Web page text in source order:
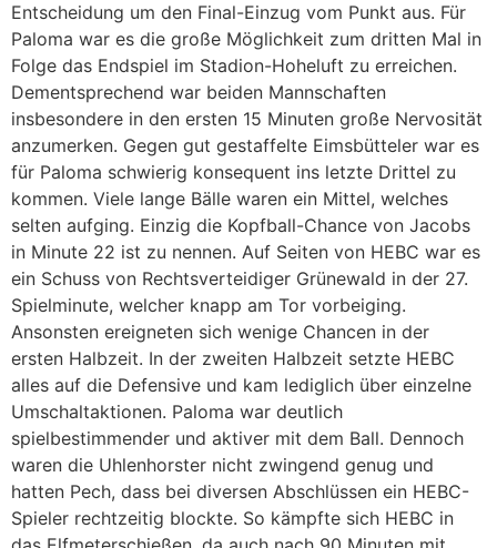
Entscheidung um den Final-Einzug vom Punkt aus. Für
Paloma war es die große Möglichkeit zum dritten Mal in
Folge das Endspiel im Stadion-Hoheluft zu erreichen.
Dementsprechend war beiden Mannschaften
insbesondere in den ersten 15 Minuten große Nervosität
anzumerken. Gegen gut gestaffelte Eimsbütteler war es
für Paloma schwierig konsequent ins letzte Drittel zu
kommen. Viele lange Bälle waren ein Mittel, welches
selten aufging. Einzig die Kopfball-Chance von Jacobs
in Minute 22 ist zu nennen. Auf Seiten von HEBC war es
ein Schuss von Rechtsverteidiger Grünewald in der 27.
Spielminute, welcher knapp am Tor vorbeiging.
Ansonsten ereigneten sich wenige Chancen in der
ersten Halbzeit. In der zweiten Halbzeit setzte HEBC
alles auf die Defensive und kam lediglich über einzelne
Umschaltaktionen. Paloma war deutlich
spielbestimmender und aktiver mit dem Ball. Dennoch
waren die Uhlenhorster nicht zwingend genug und
hatten Pech, dass bei diversen Abschlüssen ein HEBC-
Spieler rechtzeitig blockte. So kämpfte sich HEBC in